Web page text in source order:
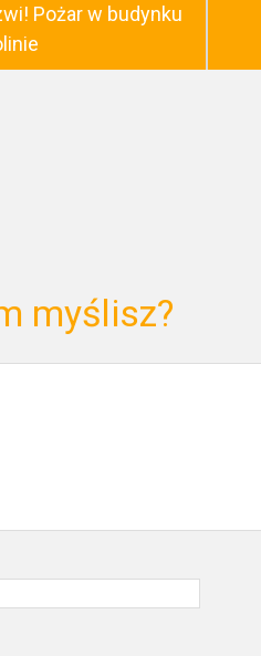
Pożar w budynku
myślisz?